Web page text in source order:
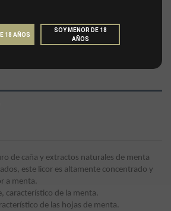
de caña y extractos naturales de menta
este licor es altamente concentrado y
a menta.
característico de la menta.
de las hojas de menta.
18 AÑOS
SOY MENOR DE 18
AÑOS